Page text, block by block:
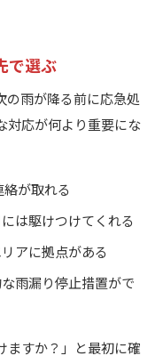
で選ぶ
の雨が降る前に応急処
対応が何より重要にな
絡が取れる
は駆けつけてくれる
アに拠点がある
雨漏り停止措置がで
ますか？」と最初に確